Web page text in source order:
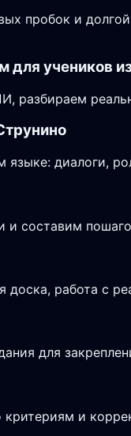
пробок и
для учеников
разбираем
языке: диалоги,
составим
доска, работа с
для
критериям и